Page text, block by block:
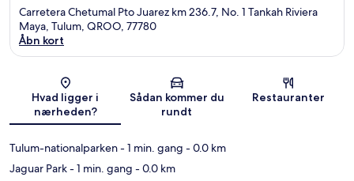
Carretera Chetumal Pto Juarez km 236.7, No. 1 Tankah Riviera
Maya, Tulum, QROO, 77780
Åbn kort
Hvad ligger i
nærheden?
Sådan kommer du
rundt
Restauranter
Tulum-nationalparken- 1 min. gang - 0.0 km
Jaguar Park- 1 min. gang - 0.0 km